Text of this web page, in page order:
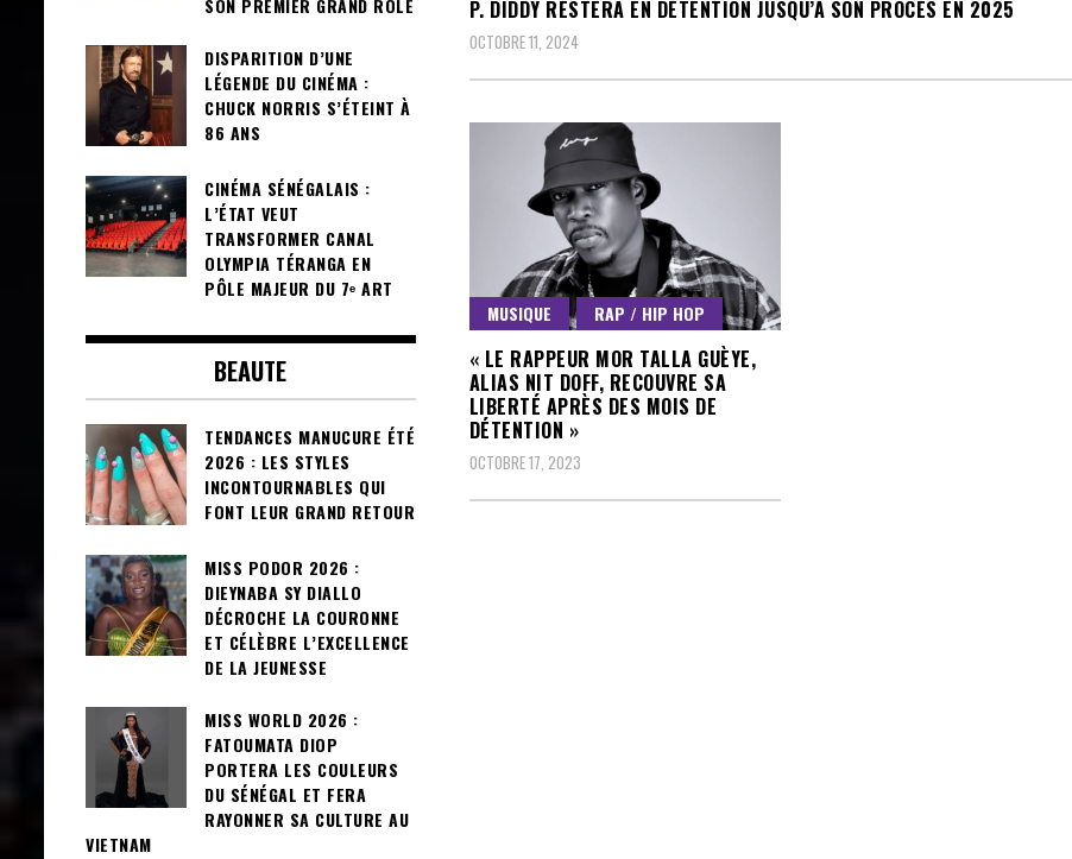
P. DIDDY RESTERA EN DÉTENTION JUSQU’À SON PROCÈS EN 2025
OCTOBRE 11, 2024
MUSIQUE RAP / HIP HOP
« LE RAPPEUR MOR TALLA GUÈYE,
ALIAS NIT DOFF, RECOUVRE SA
LIBERTÉ APRÈS DES MOIS DE
DÉTENTION »
OCTOBRE 17, 2023
SON PREMIER GRAND RÔLE
DISPARITION D’UNE
LÉGENDE DU CINÉMA :
CHUCK NORRIS S’ÉTEINT À
86 ANS
CINÉMA SÉNÉGALAIS :
L’ÉTAT VEUT
TRANSFORMER CANAL
OLYMPIA TÉRANGA EN
PÔLE MAJEUR DU 7ᵉ ART
BEAUTE
TENDANCES MANUCURE ÉTÉ
2026 : LES STYLES
INCONTOURNABLES QUI
FONT LEUR GRAND RETOUR
MISS PODOR 2026 :
DIEYNABA SY DIALLO
DÉCROCHE LA COURONNE
ET CÉLÈBRE L’EXCELLENCE
DE LA JEUNESSE
MISS WORLD 2026 :
FATOUMATA DIOP
PORTERA LES COULEURS
DU SÉNÉGAL ET FERA
RAYONNER SA CULTURE AU
VIETNAM